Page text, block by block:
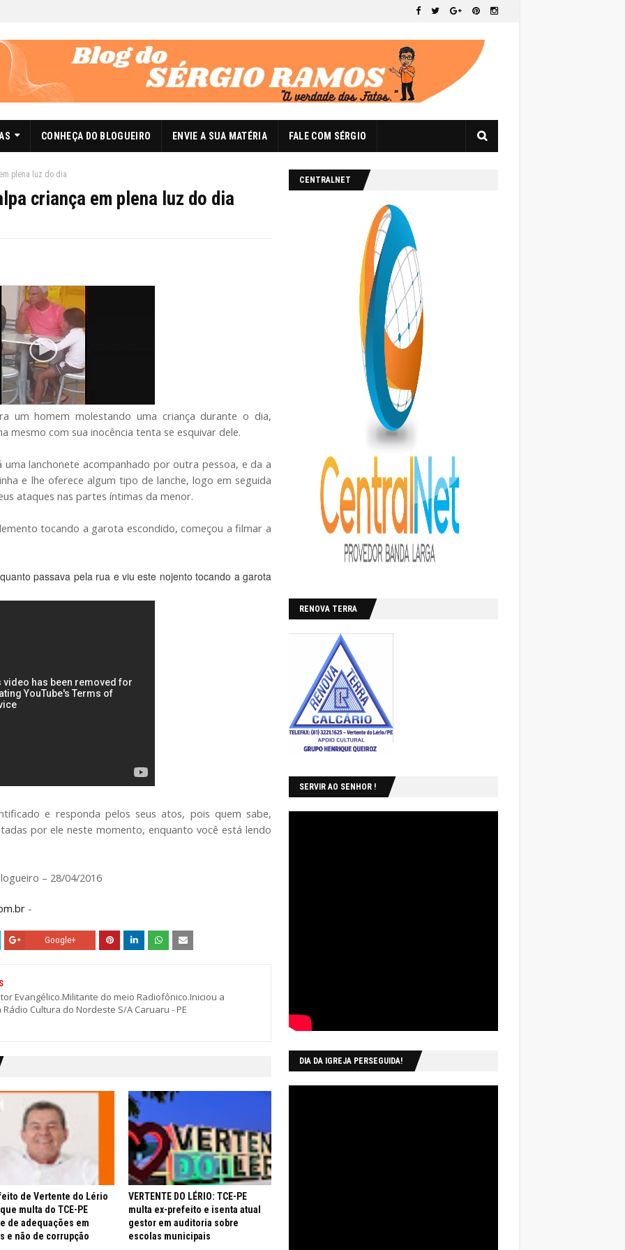
CONHEÇA DO BLOGUEIRO ENVIE A SUA MATÉRIA FALE COM SÉRGIO
plena luz do dia
criança em plena luz do dia
um homem molestando uma criança durante o dia,
mesmo com sua inocência tenta se esquivar dele.
lanchonete acompanhado por outra pessoa, e da a
e lhe oferece algum tipo de lanche, logo em seguida
ataques nas partes íntimas da menor.
tocando a garota escondido, começou a filmar a
passava pela rua e viu este nojento tocando a garota
e responda pelos seus atos, pois quem sabe,
por ele neste momento, enquanto você está lendo
– 28/04/2016
-
Google+
Evangélico.Militante do meio Radiofônico.Iniciou a
Cultura do Nordeste S/A Caruaru - PE
de Vertente do Lério
multa do TCE-PE
de adequações em
e não de corrupção
VERTENTE DO LÉRIO: TCE-PE
multa ex-prefeito e isenta atual
gestor em auditoria sobre
escolas municipais
CENTRALNET
RENOVA TERRA
SERVIR AO SENHOR !
DIA DA IGREJA PERSEGUIDA!